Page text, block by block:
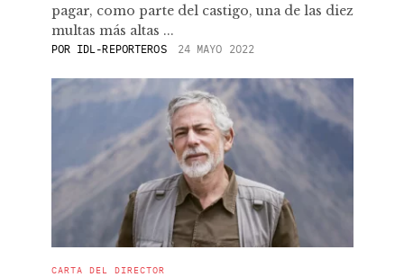
pagar, como parte del castigo, una de las diez
multas más altas ...
POR IDL-REPORTEROS 24 MAYO 2022
CARTA DEL DIRECTOR